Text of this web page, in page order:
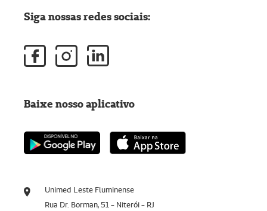
Unimed Leste Fluminense
Rua Dr. Borman, 51 - Niterói - RJ
Siga nossas redes sociais:
Baixe nosso aplicativo